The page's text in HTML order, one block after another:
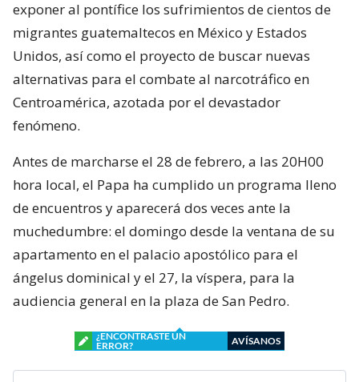
exponer al pontífice los sufrimientos de cientos de
migrantes guatemaltecos en México y Estados
Unidos, así como el proyecto de buscar nuevas
alternativas para el combate al narcotráfico en
Centroamérica, azotada por el devastador
fenómeno.
Antes de marcharse el 28 de febrero, a las 20H00
hora local, el Papa ha cumplido un programa lleno
de encuentros y aparecerá dos veces ante la
muchedumbre: el domingo desde la ventana de su
apartamento en el palacio apostólico para el
ángelus dominical y el 27, la víspera, para la
audiencia general en la plaza de San Pedro.
¿ENCONTRASTE UN
ERROR?
AVÍSANOS